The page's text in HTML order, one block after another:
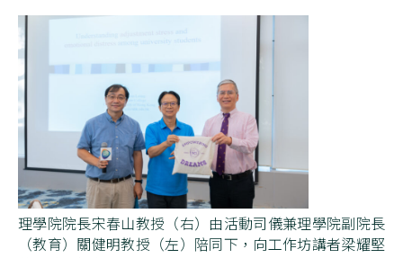
理學院院長宋春山教授（右）由活動司儀兼理學院副院長
（教育）關健明教授（左）陪同下，向工作坊講者梁耀堅